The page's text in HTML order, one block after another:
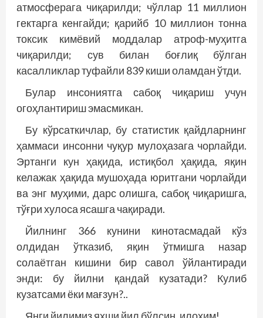
атмосферага чиқарилди; чўллар 11 миллион
гектарга кенгайди; қарийб 10 миллион тонна
токсик кимёвий моддалар атроф-муҳитга
чиқарилди; сув билан боғлиқ бўлган
касалликлар туфайли 839 киши оламдан ўтди.
Булар инсониятга сабоқ чиқариш учун
огоҳлантириш эмасмикан.
Бу кўрсаткичлар, бу статистик қайдларнинг
ҳаммаси инсонни чуқур мулоҳазага чорлайди.
Эртанги кун ҳақида, истиқбол ҳақида, яқин
келажак ҳақида мушоҳада юритгани чорлайди
ва энг муҳими, дарс олишга, сабоқ чиқаришга,
тўғри хулоса ясашга чақиради.
Йилнинг 366 кунини кинотасмадай кўз
олдидан ўтказиб, яқин ўтмишга назар
солаётган кишини бир савол ўйлантиради
энди: бу йилни қандай кузатади? Кулиб
кузатсами ёки мағзун?..